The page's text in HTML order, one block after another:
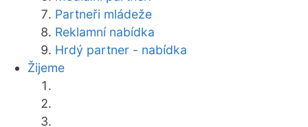
Partneři mládeže
Reklamní nabídka
Hrdý partner - nabídka
Žijeme